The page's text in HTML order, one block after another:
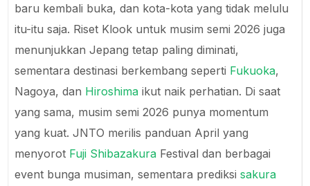
baru kembali buka, dan kota-kota yang tidak melulu
itu-itu saja. Riset Klook untuk musim semi 2026 juga
menunjukkan Jepang tetap paling diminati,
sementara destinasi berkembang seperti Fukuoka,
Nagoya, dan Hiroshima ikut naik perhatian. Di saat
yang sama, musim semi 2026 punya momentum
yang kuat. JNTO merilis panduan April yang
menyorot Fuji Shibazakura Festival dan berbagai
event bunga musiman, sementara prediksisakura